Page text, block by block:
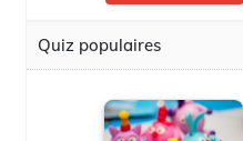
Quiz populaires